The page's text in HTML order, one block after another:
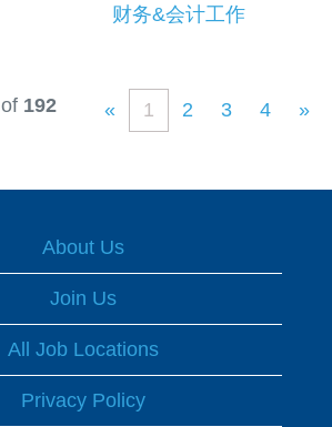
财务&会计工作
of 192 « 1 2 3 4 »
About Us
Join Us
All Job Locations
Privacy Policy